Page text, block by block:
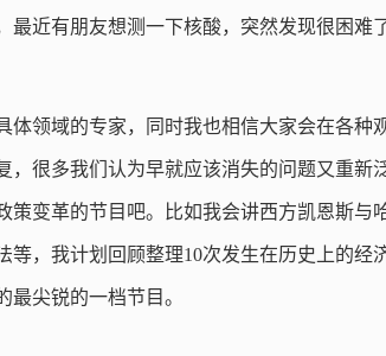
最近有朋友想测一下核酸，突然发现很困难
体领域的专家，同时我也相信大家会在各种
，很多我们认为早就应该消失的问题又重新
变革的节目吧。比如我会讲西方凯恩斯与
等，我计划回顾整理10次发生在历史上的经
尖锐的一档节目。